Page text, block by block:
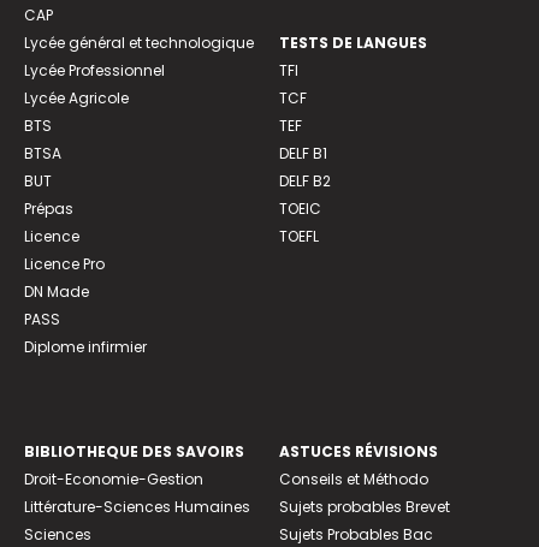
CAP
Lycée général et technologique
Lycée Professionnel
Lycée Agricole
BTS
BTSA
BUT
Prépas
Licence
Licence Pro
DN Made
PASS
Diplome infirmier
TESTS DE LANGUES
TFI
TCF
TEF
DELF B1
DELF B2
TOEIC
TOEFL
BIBLIOTHEQUE DES SAVOIRS
Droit-Economie-Gestion
Littérature-Sciences Humaines
Sciences
ASTUCES RÉVISIONS
Conseils et Méthodo
Sujets probables Brevet
Sujets Probables Bac